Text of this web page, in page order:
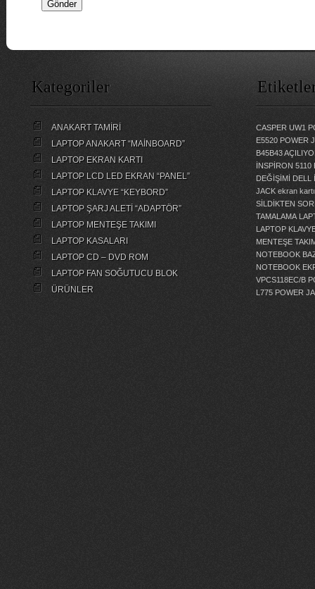
Kategoriler
ANAKART TAMİRİ
LAPTOP ANAKART “MAİNBOARD”
LAPTOP EKRAN KARTI
LAPTOP LCD LED EKRAN “PANEL”
LAPTOP KLAVYE “KEYBORD”
LAPTOP ŞARJ ALETİ “ADAPTÖR”
LAPTOP MENTEŞE TAKIMI
LAPTOP KASALARI
LAPTOP CD – DVD ROM
LAPTOP FAN SOĞUTUCU BLOK
ÜRÜNLER
CASPER UW1
E5520 POWER
B45B43
İNSPİRON
DEĞİŞİMİ
DELL
JACK ekran
SİLDİKTEN
TAMALAMA
LAPTOP
MENTEŞE
NOTEBOOK
NOTEBOOK
VPCS118EC/B
L775 POWER